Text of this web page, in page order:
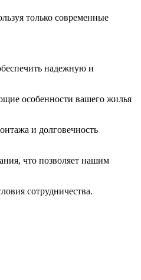
только современные
надежную и
особенности вашего жилья
и долговечность
что позволяет нашим
сотрудничества.